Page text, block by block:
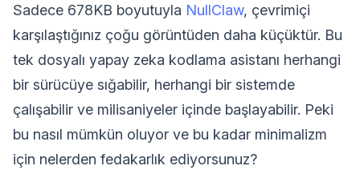
Sadece 678KB boyutuyla NullClaw, çevrimiçi
karşılaştığınız çoğu görüntüden daha küçüktür. Bu
tek dosyalı yapay zeka kodlama asistanı herhangi
bir sürücüye sığabilir, herhangi bir sistemde
çalışabilir ve milisaniyeler içinde başlayabilir. Peki
bu nasıl mümkün oluyor ve bu kadar minimalizm
için nelerden fedakarlık ediyorsunuz?